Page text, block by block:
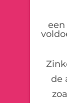
de